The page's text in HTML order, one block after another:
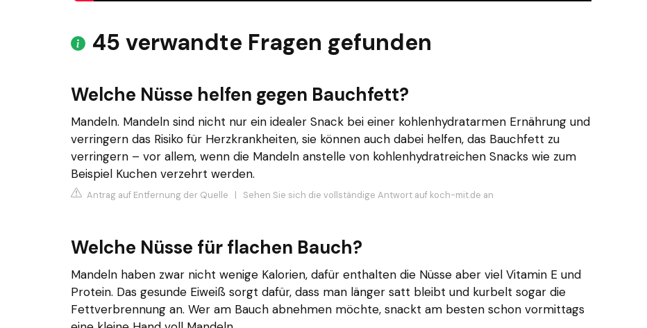
45 verwandte Fragen gefunden
Welche Nüsse helfen gegen Bauchfett?
Mandeln. Mandeln sind nicht nur ein idealer Snack bei einer kohlenhydratarmen Ernährung und
verringern das Risiko für Herzkrankheiten, sie können auch dabei helfen, das Bauchfett zu
verringern – vor allem, wenn die Mandeln anstelle von kohlenhydratreichen Snacks wie zum
Beispiel Kuchen verzehrt werden.
Antrag auf Entfernung der Quelle | Sehen Sie sich die vollständige Antwort auf koch-mit.de an
Welche Nüsse für flachen Bauch?
Mandeln haben zwar nicht wenige Kalorien, dafür enthalten die Nüsse aber viel Vitamin E und
Protein. Das gesunde Eiweiß sorgt dafür, dass man länger satt bleibt und kurbelt sogar die
Fettverbrennung an. Wer am Bauch abnehmen möchte, snackt am besten schon vormittags